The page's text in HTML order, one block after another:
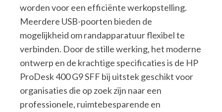
worden voor een efficiënte werkopstelling.
Meerdere USB-poorten bieden de
mogelijkheid om randapparatuur flexibel te
verbinden. Door de stille werking, het moderne
ontwerp en de krachtige specificaties is de HP
ProDesk 400 G9 SFF bij uitstek geschikt voor
organisaties die op zoek zijn naar een
professionele, ruimtebesparende en